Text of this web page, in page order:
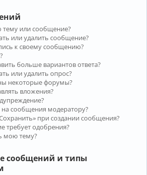
тему или сообщение?
или удалить сообщение?
к своему сообщению?
больше вариантов ответа?
или удалить опрос?
некоторые форумы?
вложения?
сообщения модератору?
при создании сообщения?
требует одобрения?
мою тему?
сообщений и типы